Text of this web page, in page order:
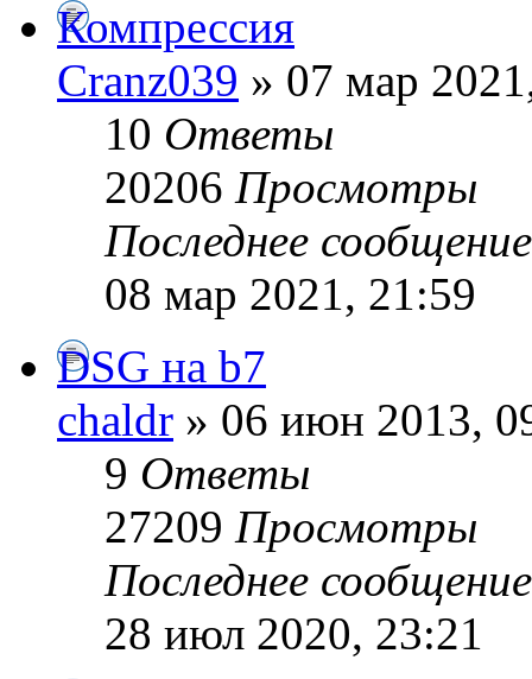
Компрессия
Cranz039 » 07 мар
10 Ответы
20206 Просмотры
Последнее
08 мар 2021, 21:59
DSG на b7
chaldr » 06 июн 2013,
9 Ответы
27209 Просмотры
Последнее
28 июл 2020, 23:21